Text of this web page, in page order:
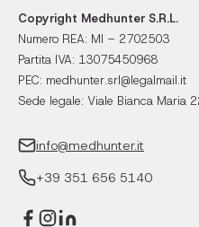
Copyright Medhunter S.R.L.
Numero REA: MI – 2702503
Partita IVA: 13075450968
PEC: medhunter.srl@legalmail.it
Sede legale: Viale Bianca Maria
info@medhunter.it
+39 351 656 5140